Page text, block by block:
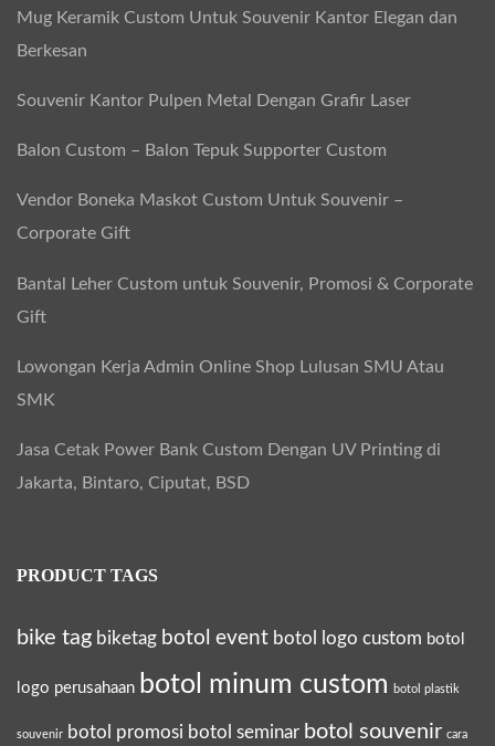
Mug Keramik Custom Untuk Souvenir Kantor Elegan dan
Berkesan
Souvenir Kantor Pulpen Metal Dengan Grafir Laser
Balon Custom – Balon Tepuk Supporter Custom
Vendor Boneka Maskot Custom Untuk Souvenir –
Corporate Gift
Bantal Leher Custom untuk Souvenir, Promosi & Corporate
Gift
Lowongan Kerja Admin Online Shop Lulusan SMU Atau
SMK
Jasa Cetak Power Bank Custom Dengan UV Printing di
Jakarta, Bintaro, Ciputat, BSD
PRODUCT TAGS
bike tag biketag botol event botol logo custom botol
logo perusahaan botol minum custom botol plastik
souvenir botol promosi botol seminar botol souvenir cara